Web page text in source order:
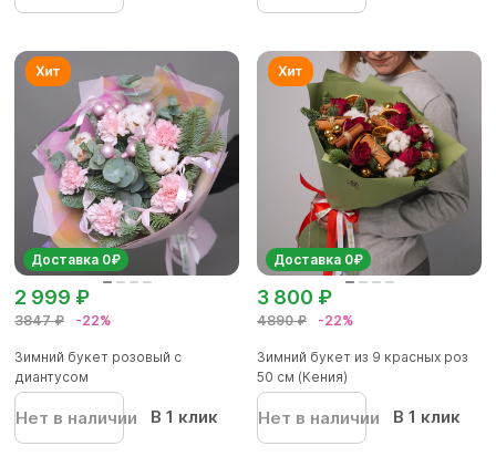
Доставка 0₽
3847 ₽ -22%
2 999 ₽
Зимний букет розовый с
диантусом
Нет в наличии В 1 клик
Доставка 0₽
4890 ₽ -22%
3 800 ₽
Зимний букет из 9 красных роз
50 см (Кения)
Нет в наличии В 1 клик